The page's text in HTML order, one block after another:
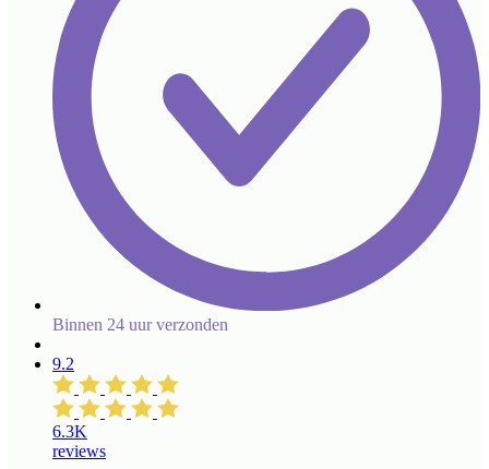
Binnen 24 uur verzonden
9.2
6.3K
reviews